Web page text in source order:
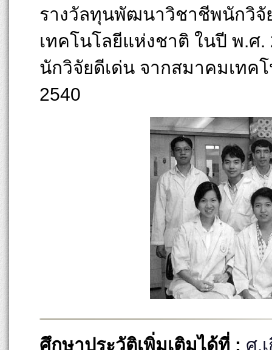
รางวัลทุนพัฒนาวิชาชีพนักวิจั
เทคโนโลยีแห่งชาติ ในปี พ.ศ.
นักวิจัยดีเด่น จากสมาคมเทค
2540
ศึกษาประวัติเพิ่มเติมได้ที่ : ศ.